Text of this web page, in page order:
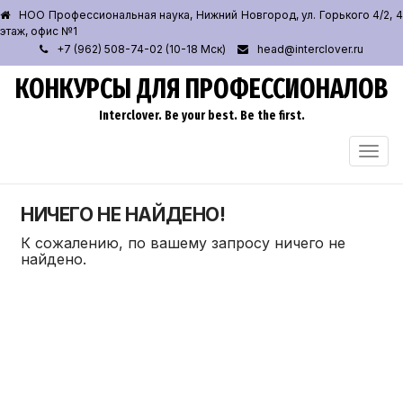
НОО Профессиональная наука, Нижний Новгород, ул. Горького 4/2, 4
этаж, офис №1
+7 (962) 508-74-02 (10-18 Мск)
head@interclover.ru
КОНКУРСЫ ДЛЯ ПРОФЕССИОНАЛОВ
Interclover. Be your best. Be the first.
НИЧЕГО НЕ НАЙДЕНО!
К сожалению, по вашему запросу ничего не
найдено.